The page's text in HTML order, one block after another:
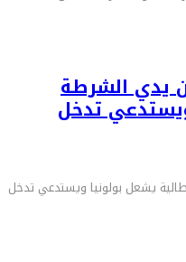
يدي الشرطة
ويستدعي تدخل
يشعل بولونيا ويستدعي تدخل